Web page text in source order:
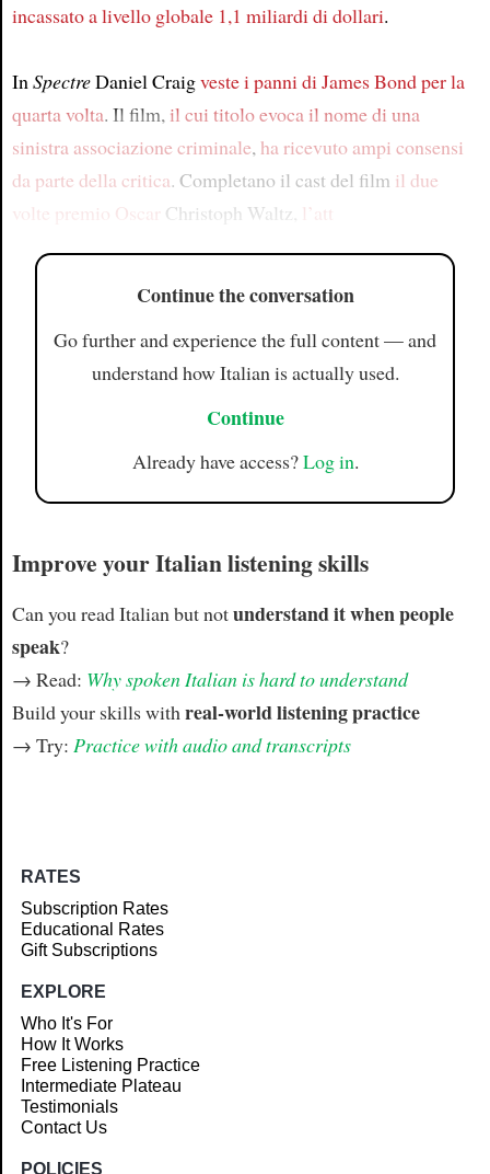
incassato a livello globale 1,1 miliardi di dollari.
InSpectreDaniel Craigveste i panni di James Bondper la
quarta volta. Il film, il cui titolo evoca il nome di una
sinistra associazione criminale,ha ricevuto ampi consensi
da parte della critica. Completano il cast del film il due
volte premio Oscar Christoph Waltz, l’att
Continue the conversation
Go further and experience the full content — and
understand how Italian is actually used.
Continue
Already have access?Log in.
Improve your Italian listening skills
Can you read Italian but notunderstand it when people
speak?
→ Read: Why spoken Italian is hard to understand
Build your skills with real-world listening practice
→ Try: Practice with audio and transcripts
RATES
Subscription Rates
Educational Rates
Gift Subscriptions
EXPLORE
Who It's For
How It Works
Free Listening Practice
Intermediate Plateau
Testimonials
Contact Us
POLICIES